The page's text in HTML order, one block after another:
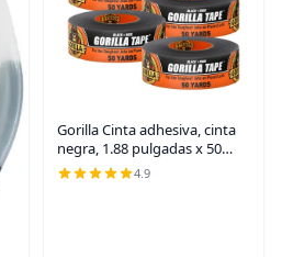
Gorilla Cinta adhesiva, cinta
negra, 1.88 pulgadas x 50
yardas (paquete de 6),
resistente y resistente a la
4.9